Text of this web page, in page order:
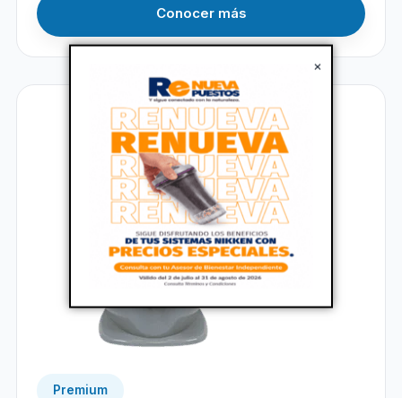
×
Conocer más
Premium